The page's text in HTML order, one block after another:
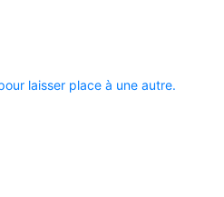
laisser place à une autre.